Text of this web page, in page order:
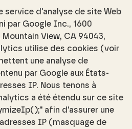
service d'analyse de site Web
par Google Inc., 1600
View, CA 94043,
utilise des cookies (voir
une analyse de
par Google aux États-
IP. Nous tenons à
a été étendu sur ce site
afin d'assurer une
IP (masquage de